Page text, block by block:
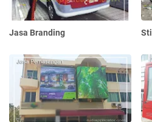
Jasa Branding